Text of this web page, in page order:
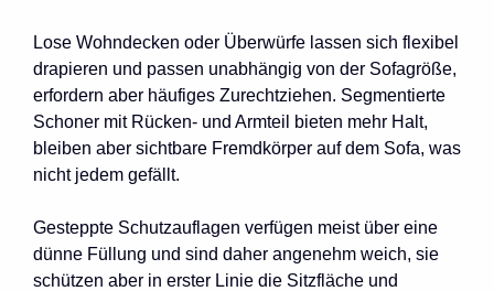
Lose Wohndecken oder Überwürfe lassen sich flexibel
drapieren und passen unabhängig von der Sofagröße,
erfordern aber häufiges Zurechtziehen. Segmentierte
Schoner mit Rücken- und Armteil bieten mehr Halt,
bleiben aber sichtbare Fremdkörper auf dem Sofa, was
nicht jedem gefällt.
Gesteppte Schutzauflagen verfügen meist über eine
dünne Füllung und sind daher angenehm weich, sie
schützen aber in erster Linie die Sitzfläche und